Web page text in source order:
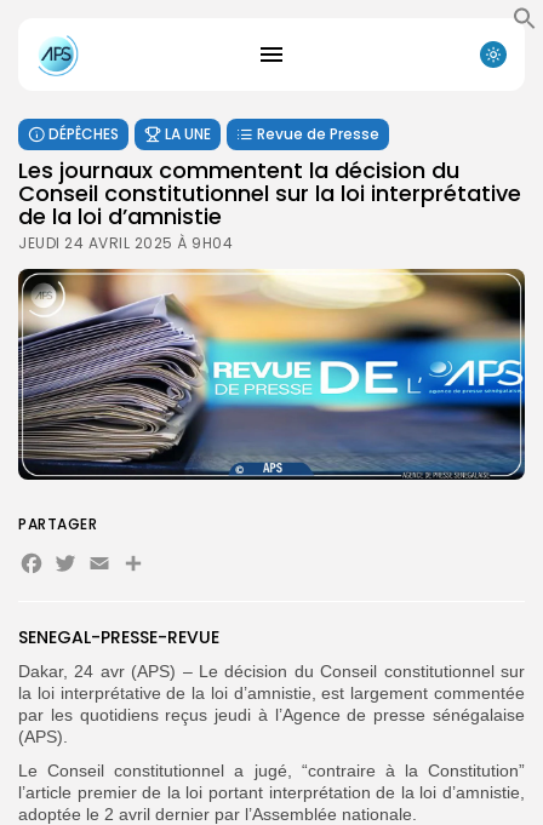
for:
Button
FR
DÉPÊCHES LA UNE Revue de Presse
Les journaux commentent la décision du
Conseil constitutionnel sur la loi interprétative
de la loi d’amnistie
JEUDI 24 AVRIL 2025 À 9H04
SENEGAL-PRESSE-REVUE
Dakar, 24 avr (APS) – Le décision du Conseil constitutionnel sur
la loi interprétative de la loi d’amnistie, est largement commentée
par les quotidiens reçus jeudi à l’Agence de presse sénégalaise
(APS).
Le Conseil constitutionnel a jugé, “contraire à la Constitution”
l’article premier de la loi portant interprétation de la loi d’amnistie,
adoptée le 2 avril dernier par l’Assemblée nationale.
PARTAGER
Facebook
Twitter
EmailPartager